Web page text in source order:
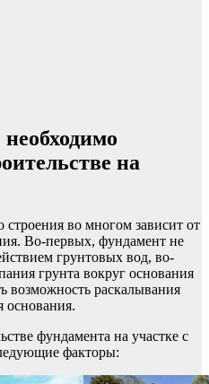
на
строения во многом зависит от
Во-первых, фундамент не
грунтовых вод, во-
грунта вокруг основания
возможность раскалывания
основания.
фундамента на участке с
факторы: